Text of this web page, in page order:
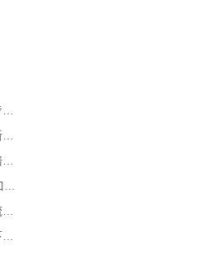
🐎51吃瓜网今日吃瓜资源|吃瓜爆料网|吃瓜网官网|吃瓜入口:新疆宣布丝绸之路经济带焦点区商贸物流中间建
51吃瓜网今日吃瓜资源|吃瓜爆料网|吃瓜网官网|吃瓜入口:于培顺委员：下降物流本钱不是不物流本钱
51吃瓜网今日吃瓜资源|吃瓜爆料网|吃瓜网官网|吃瓜入口:物流业各首要停业指数全数翻红
51吃瓜网今日吃瓜资源|吃瓜爆料网|吃瓜网官网|吃瓜入口:天下物流相干专业教员信息化大赛启动